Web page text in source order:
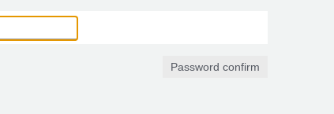
Password confirm